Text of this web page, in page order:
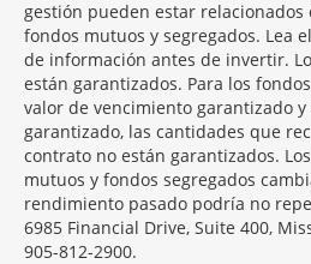
gestión pueden estar relacionados
fondos mutuos y segregados. Lea
de información antes de invertir.
están garantizados. Para los
valor de vencimiento garantizado
garantizado, las cantidades que
contrato no están garantizados.
mutuos y fondos segregados
rendimiento pasado podría no
6985 Financial Drive, Suite 400,
905-812-2900.